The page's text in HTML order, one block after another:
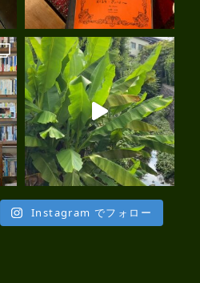
Instagram でフォロー